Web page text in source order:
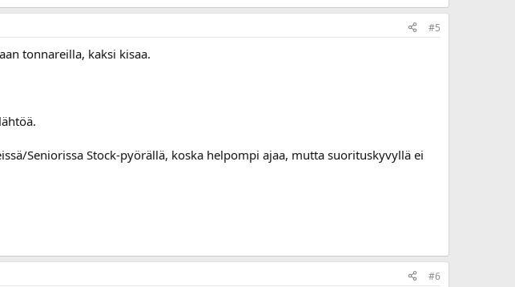
#5
tonnareilla, kaksi kisaa.
Seniorissa Stock-pyörällä, koska helpompi ajaa, mutta suorituskyvyllä ei
#6